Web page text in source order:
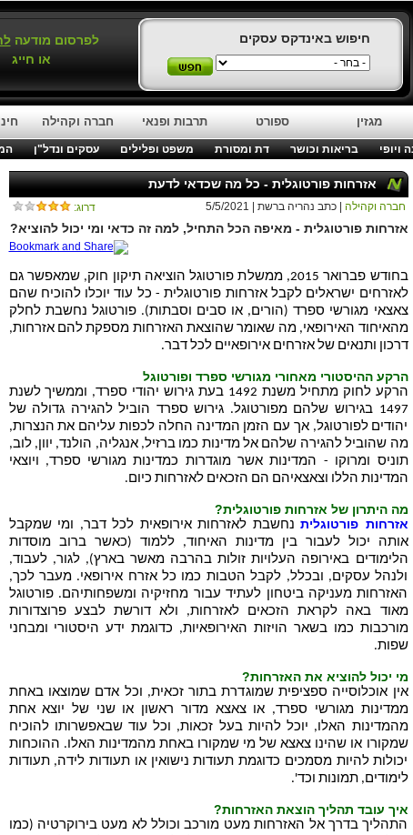
חיפוש באינדקס עסקים לפרסום מודעה
או חייג
מגזין ספורט תרבות ופנאי חברה וקהילה
ויופי בריאות וכושר דת ומסורת משפט ופלילים עסקים ונדל"ן
אזרחות פורטוגלית - כל מה שכדאי לדעת
דרוג: חברה וקהילה | כתב נהריה ברשת | 5/5/2021
אזרחות פורטוגלית - מאיפה הכל התחיל, למה זה כדאי ומי יכול להוציא?
בחודש פברואר 2015, ממשלת פורטוגל הוציאה תיקון חוק, שמאפשר גם
לאזרחים ישראלים לקבל אזרחות פורטוגלית - כל עוד יוכלו להוכיח שהם
צאצאי מגורשי ספרד (הורים, או סבים וסבתות). פורטוגל נחשבת לחלק
מהאיחוד האירופאי, מה שאומר שהוצאת האזרחות מספקת להם אזרחות,
דרכון ותנאים של אזרחים אירופאיים לכל דבר.
הרקע ההיסטורי מאחורי מגורשי ספרד ופורטוגל
הרקע לחוק מתחיל משנת 1492 בעת גירוש יהודי ספרד, וממשיך לשנת
1497 בגירוש שלהם מפורטוגל. גירוש ספרד הוביל להגירה גדולה של
יהודים לפורטוגל, אך עם הזמן המדינה החלה לכפות עליהם את הנצרות,
מה שהוביל להגירה שלהם אל מדינות כמו ברזיל, אנגליה, הולנד, יוון, לוב,
תוניס ומרוקו - המדינות אשר מוגדרות כמדינות מגורשי ספרד, ויוצאי
המדינות הללו וצאצאיהם הם הזכאים לאזרחות כיום.
מה היתרון של אזרחות פורטוגלית?
אזרחות פורטוגלית נחשבת לאזרחות אירופאית לכל דבר, ומי שמקבל
אותה יכול לעבור בין מדינות האיחוד, ללמוד (כאשר ברוב מוסדות
הלימודים באירופה העלויות זולות בהרבה מאשר בארץ), לגור, לעבוד,
ולנהל עסקים, ובכלל, לקבל הטבות כמו כל אזרח אירופאי. מעבר לכך,
האזרחות מעניקה ביטחון לעתיד עבור מחזיקיה ומשפחותיהם. פורטוגל
מאוד באה לקראת הזכאים לאזרחות, ולא דורשת לבצע פרוצדורות
מורכבות כמו בשאר הויזות האירופאיות, כדוגמת ידע היסטורי ומבחני
שפות.
מי יכול להוציא את האזרחות?
אין אוכלוסייה ספציפית שמוגדרת בתור זכאית, וכל אדם שמוצאו באחת
ממדינות מגורשי ספרד, או צאצא מדור ראשון או שני של יוצא אחת
מהמדינות האלו, יוכל להיות בעל זכאות, וכל עוד שבאפשרותו להוכיח
שמקורו או שהינו צאצא של מי שמקורו באחת מהמדינות האלו. ההוכחות
יכולות להיות מסמכים כדוגמת תעודות נישואין או תעודות לידה, תעודות
לימודים, תמונות וכד'.
איך עובד תהליך הוצאת האזרחות?
התהליך בדרך אל האזרחות מעט מורכב וכולל לא מעט בירוקרטיה (כמו